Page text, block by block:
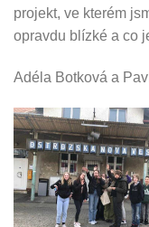
projekt, ve kterém
opravdu blízké a co
Adéla Botková a